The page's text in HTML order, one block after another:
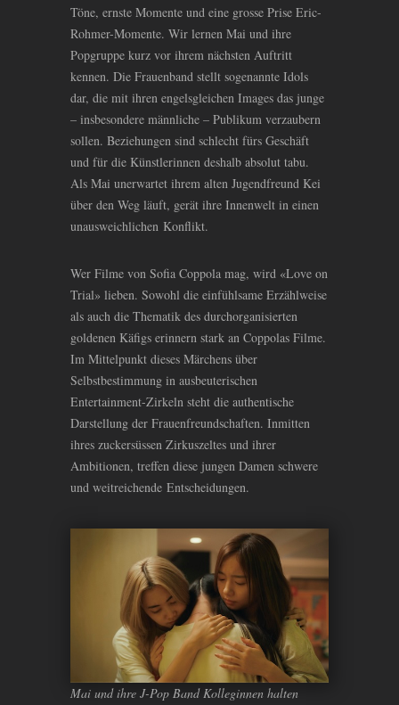
Töne, ernste Momente und eine grosse Prise Eric-
Rohmer-Momente. Wir lernen Mai und ihre
Popgruppe kurz vor ihrem nächsten Auftritt
kennen. Die Frauenband stellt sogenannte Idols
dar, die mit ihren engelsgleichen Images das junge
– insbesondere männliche – Publikum verzaubern
sollen. Beziehungen sind schlecht fürs Geschäft
und für die Künstlerinnen deshalb absolut tabu.
Als Mai unerwartet ihrem alten Jugendfreund Kei
über den Weg läuft, gerät ihre Innenwelt in einen
unausweichlichen Konflikt.
Wer Filme von Sofia Coppola mag, wird «Love on
Trial» lieben. Sowohl die einfühlsame Erzählweise
als auch die Thematik des durchorganisierten
goldenen Käfigs erinnern stark an Coppolas Filme.
Im Mittelpunkt dieses Märchens über
Selbstbestimmung in ausbeuterischen
Entertainment-Zirkeln steht die authentische
Darstellung der Frauenfreundschaften. Inmitten
ihres zuckersüssen Zirkuszeltes und ihrer
Ambitionen, treffen diese jungen Damen schwere
und weitreichende Entscheidungen.
Mai und ihre J-Pop Band Kolleginnen halten